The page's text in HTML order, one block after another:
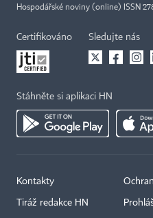
Hospodářské noviny (online) ISSN
Certifikováno Sledujte nás
Stáhněte si aplikaci HN
Kontakty
Tiráž redakce HN